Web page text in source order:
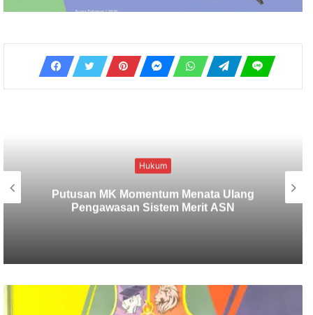
Badung
Bahagia dan Menyenangkan melalui
Hindu